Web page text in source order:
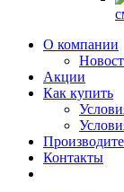
О компании
Акции
Как купить
Контакты